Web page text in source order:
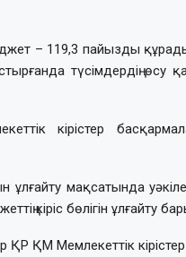
– 119,3 пайызды құрады
түсімдердің өсу
кірістер
ұлғайту мақсатында
кіріс бөлігін
ҚР ҚМ Мемлекеттік